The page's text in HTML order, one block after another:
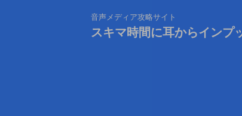
音声メディア攻略サイト
スキマ時間に耳からインプ